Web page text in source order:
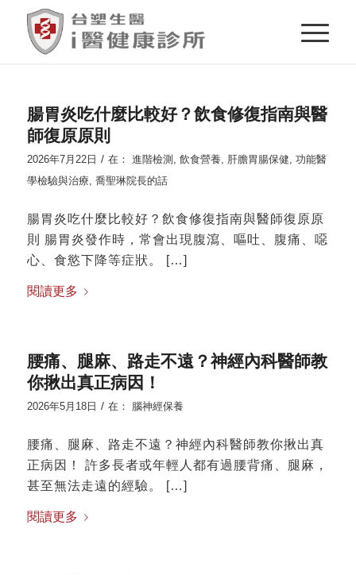
腸胃炎吃什麼比較好？飲食修復指南與醫
師復原原則
2026年7月22日 / 在： 進階檢測 , 飲食營養, 肝膽胃腸保健, 功能醫
學檢驗與治療, 喬聖琳院長的話
腸胃炎吃什麼比較好？飲食修復指南與醫師復原原
則 腸胃炎發作時，常會出現腹瀉、嘔吐、腹痛、噁
心、食慾下降等症狀。 […]
閱讀更多
腰痛、腿麻、路走不遠？神經內科醫師教
你揪出真正病因！
2026年5月18日 / 在： 腦神經保養
腰痛、腿麻、路走不遠？神經內科醫師教你揪出真
正病因！ 許多長者或年輕人都有過腰背痛、腿麻，
甚至無法走遠的經驗。 […]
閱讀更多